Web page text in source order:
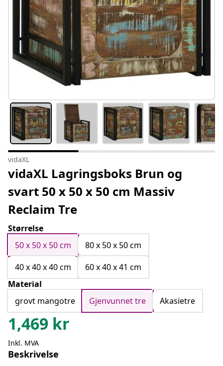
vidaXL
vidaXL Lagringsboks Brun og
svart 50 x 50 x 50 cm Massiv
Reclaim Tre
Størrelse
50 x 50 x 50 cm
80 x 50 x 50 cm
40 x 40 x 40 cm
60 x 40 x 41 cm
Material
grovt mangotre
Gjenvunnet tre Akasietre
1,469 kr
Inkl. MVA
Beskrivelse